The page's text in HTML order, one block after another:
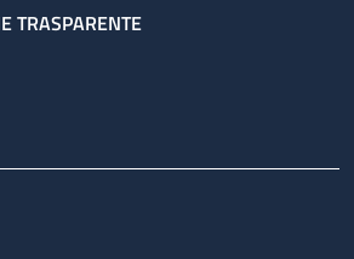
TRASPARENTE